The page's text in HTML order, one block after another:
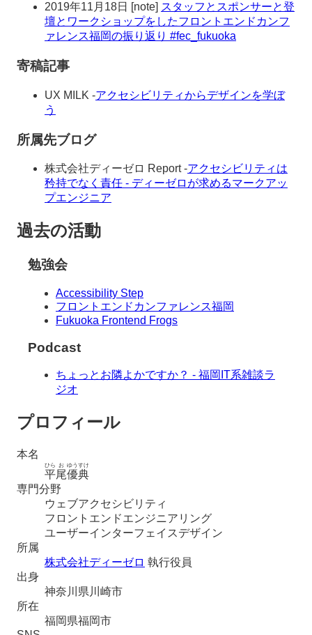
2019年11月18日 [note] スタッフとスポンサーと登
壇とワークショップをしたフロントエンドカンフ
ァレンス福岡の振り返り #fec_fukuoka
寄稿記事
UX MILK -アクセシビリティからデザインを学ぼ
う
所属先ブログ
株式会社ディーゼロ Report -アクセシビリティは
矜持でなく責任 - ディーゼロが求めるマークアッ
プエンジニア
過去の活動
勉強会
Accessibility Step
フロントエンドカンファレンス福岡
Fukuoka Frontend Frogs
Podcast
ちょっとお隣よかですか？ - 福岡IT系雑談ラ
ジオ
プロフィール
本名
平
ひら
尾
お
優
ゆう
典
すけ
専門分野
ウェブアクセシビリティ
フロントエンドエンジニアリング
ユーザーインターフェイスデザイン
所属
株式会社ディーゼロ 執行役員
出身
神奈川県川崎市
所在
福岡県福岡市